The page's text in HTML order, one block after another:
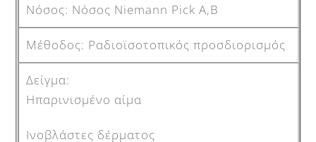
Νόσος Niemann Pick A,B
Ραδιοϊσοτοπικός προσδιορισμός
Ηπαρινισμένο αίμα
Ινοβλάστες δέρματος